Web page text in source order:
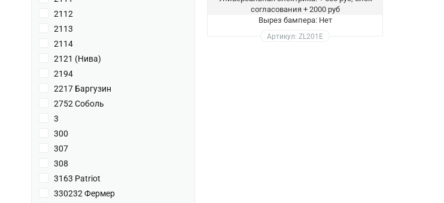
2112
2113
2114
2121 (Нива)
2194
2217 Баргузин
2752 Соболь
3
300
307
308
3163 Patriot
330232 Фермер
согласования + 2000 руб
Вырез бампера: Нет
Артикул: ZL201E